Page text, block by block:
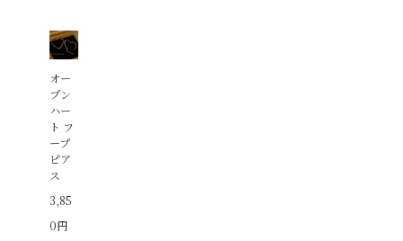
オー
プン
ハー
ト フ
ープ
ピア
ス
3,85
0円